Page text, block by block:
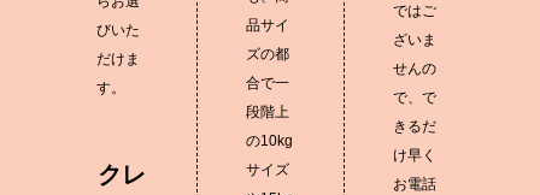
びいた
だけま
す。
クレ
品サイ
ズの都
合で一
段階上
の10kg
サイズ
ではご
ざいま
せんの
で、で
きるだ
け早く
お電話